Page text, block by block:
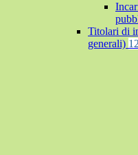
Titolari di
generali) 12